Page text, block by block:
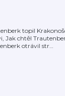
topil
Jak chtěl
otrávil str…